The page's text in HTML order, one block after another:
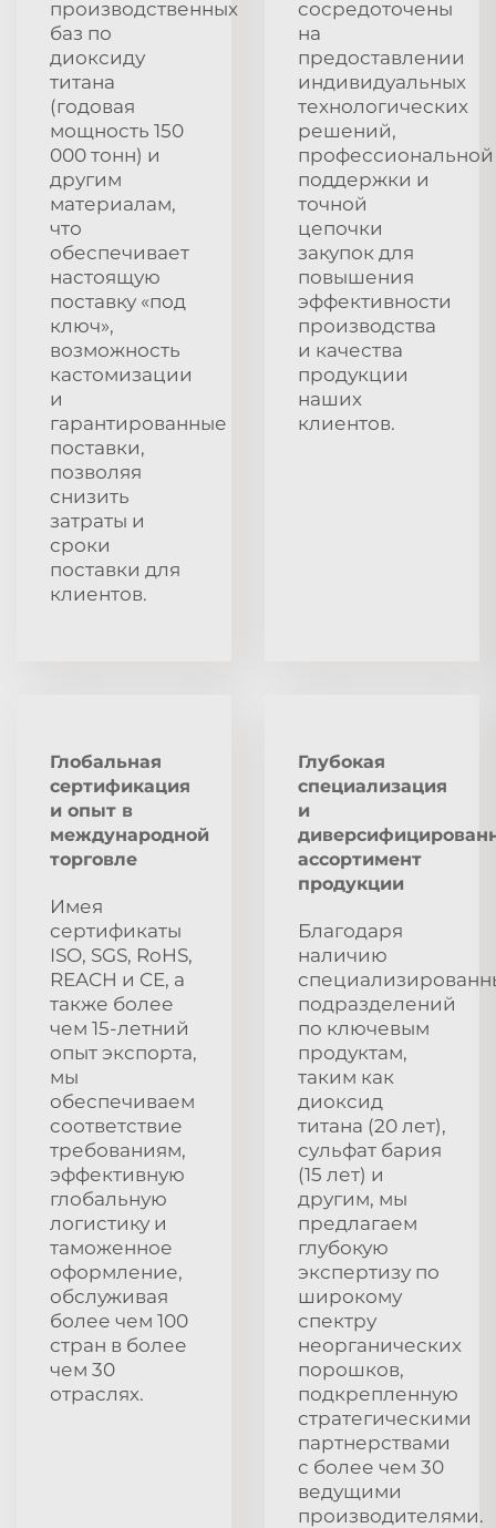
производственных
баз по
диоксиду
титана
(годовая
мощность 150
000 тонн) и
другим
материалам,
что
обеспечивает
настоящую
поставку «под
ключ»,
возможность
кастомизации
и
гарантированные
поставки,
позволяя
снизить
затраты и
сроки
поставки для
клиентов.
сосредоточены
на
предоставлении
индивидуальных
технологических
решений,
профессиональной
поддержки и
точной
цепочки
закупок для
повышения
эффективности
производства
и качества
продукции
наших
клиентов.
Глобальная
сертификация
и опыт в
международной
торговле
Имея
сертификаты
ISO, SGS, RoHS,
REACH и CE, а
также более
чем 15-летний
опыт экспорта,
мы
обеспечиваем
соответствие
требованиям,
эффективную
глобальную
логистику и
таможенное
оформление,
обслуживая
более чем 100
стран в более
чем 30
отраслях.
Глубокая
специализация
и
ассортимент
продукции
Благодаря
наличию
подразделений
по ключевым
продуктам,
таким как
диоксид
титана (20 лет),
сульфат бария
(15 лет) и
другим, мы
предлагаем
глубокую
экспертизу по
широкому
спектру
неорганических
порошков,
подкрепленную
стратегическими
партнерствами
с более чем 30
ведущими
производителями.